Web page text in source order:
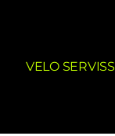
VELO SERVISS